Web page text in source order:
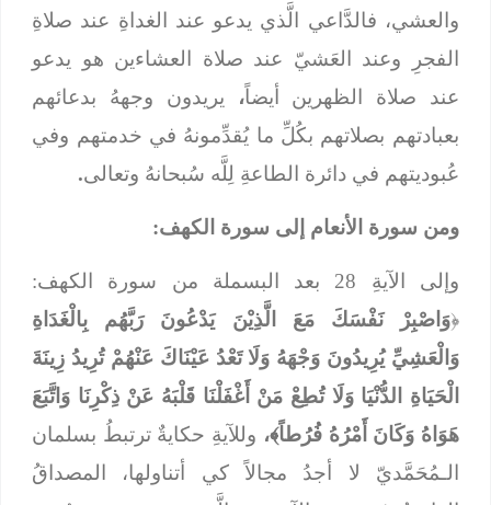
والعشي، فالدَّاعي الَّذي يدعو عند الغداةِ عند صلاةِ
الفجرِ وعند العَشيّ عند صلاة العشاءين هو يدعو
عند صلاة الظهرين أيضاً،
يريدون وجههُ بدعائهم
بعبادتهم بصلاتهم بكُلِّ ما يُقدِّمونهُ في خدمتهم وفي
عُبوديتهم في دائرة الطاعةِ لِلَّه سُبحانهُ وتعالى .
ومن سورة الأنعام إلى سورة الكهف:
وإلى الآيةِ 28 بعد البسملة من سورة الكهف:
﴿وَاصْبِرْ نَفْسَكَ مَعَ الَّذِيْنَ يَدْعُونَ رَبَّهُم بِالْغَدَاةِ
وَالْعَشِيِّ يُرِيدُونَ وَجْهَهُ وَلَا تَعْدُ عَيْنَاكَ عَنْهُمْ تُرِيدُ زِينَةَ
الْحَيَاةِ الدُّنْيَا وَلَا تُطِعْ مَنْ أَغْفَلْنَا قَلْبَهُ عَنْ ذِكْرِنَا وَاتَّبَعَ
هَوَاهُ وَكَانَ أَمْرُهُ فُرُطاً﴾،وللآيةِ حكايةٌ ترتبطُ بسلمان
الـمُحَمَّديّ لا أجدُ مجالاً كي أتناولها، المصداقُ